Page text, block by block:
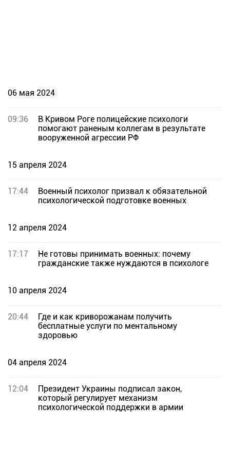
06 мая 2024
09:36
В Кривом Роге полицейские психологи
помогают раненым коллегам в результате
вооруженной агрессии РФ
15 апреля 2024
17:44
Военный психолог призвал к обязательной
психологической подготовке военных
12 апреля 2024
17:17
Не готовы принимать военных: почему
гражданские также нуждаются в психологе
10 апреля 2024
20:44
Где и как криворожанам получить
бесплатные услуги по ментальному
здоровью
04 апреля 2024
12:04
Президент Украины подписал закон,
который регулирует механизм
психологической поддержки в армии